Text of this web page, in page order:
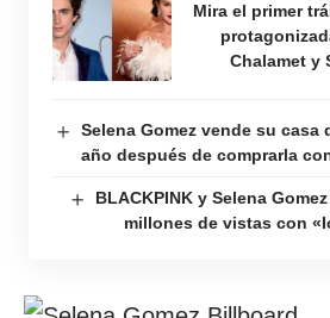
Mira el primer
Chalamet y
Selena Gomez vende su casa
año después de comprarla
BLACKPINK y Selena
millones de vistas con